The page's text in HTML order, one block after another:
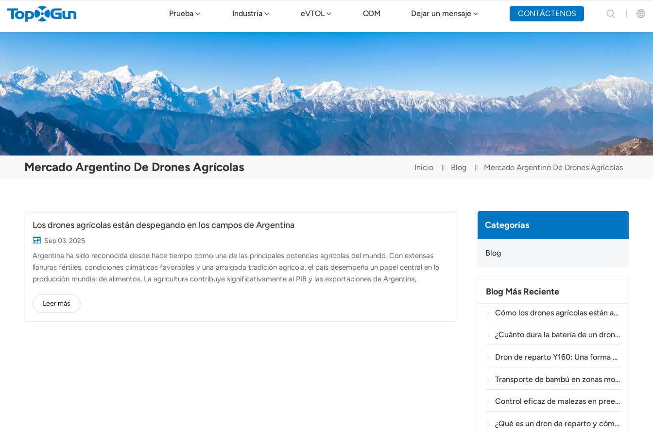
Prueba Industria eVTOL ODM Dejar un mensaje CONTÁCTENOS
Русский
Português(Portugal)
Português(Brasil)
Türkçe
Mercado Argentino De Drones Agrícolas Inicio Blog Mercado Argentino De Drones Agrícolas
Categorías
Blog
Blog Más Reciente
Cómo los drones agrícolas están ayudando a los agricultores brasileños a mejorar las operaciones de fumigación de cultivos.
¿Cuánto dura la batería de un dron agrícola?
Dron de reparto Y160: Una forma más segura y eficiente de transportar materiales para torres eléctricas en terrenos montañosos.
Transporte de bambú en zonas montañosas: Cómo el TOPXGUN Y160 abre una nueva ruta desde el bosque hasta el punto de recogida.
Control eficaz de malezas en preemergencia en trigo con el dron agrícola A80.
¿Qué es un dron de reparto y cómo funciona la entrega mediante drones?
Los drones agrícolas están despegando en los campos de Argentina
Sep 03, 2025
Argentina ha sido reconocida desde hace tiempo como una de las principales potencias agrícolas del mundo. Con extensas
llanuras fértiles, condiciones climáticas favorables y una arraigada tradición agrícola, el país desempeña un papel central en la
producción mundial de alimentos. La agricultura contribuye significativamente al PIB y las exportaciones de Argentina,
alberga una producción agrícola a gran escala. La soja, el maíz y el trigo predominan en los campos, y Argentina se sitúa entre
los principales exportadores mundiales de estos granos. Además, el país produce girasol, cebada y sorgo, junto con un sector
Leer más